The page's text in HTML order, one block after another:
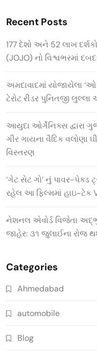
Recent Posts
177 દેશો અને 52 લાખ
(JOJO) નો વિશ્વભરમાં
અમદાવાદમાં યોજાયેલા
ટેરોટ રીડર પુનિતજી લુલ્લા
આયુદા ઓર્ગેનિક્સ દ્વારા
ગીર ગાયના વૈદિક વલોણા
વિસ્તરણ
‘ગેટ સેટ ગો’ નું પાવર-
રહેલ આ ફિલ્મમાં હાઇ-ટેક
નેશનલ એવોર્ડ વિજેતા
જાહેર: ૩૧ જુલાઈના રોજ
Categories
Ahmedabad
automobile
Blog